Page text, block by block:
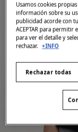
Usamos cookies
información sobre su
publicidad acorde con
ACEPTAR para permitir
para ver el detalle y
rechazar. +INFO
Rechazar todas